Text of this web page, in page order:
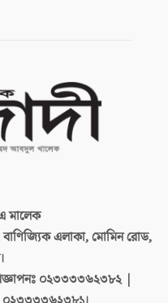
মালেক
বাণিজ্যিক এলাকা, মোমিন রোড,
০২৩৩৩৩৬২৩৮২ |